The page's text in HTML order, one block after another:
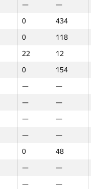
— —
0 434
0 118
22 12
0 154
— —
— —
— —
— —
0 48
— —
— —